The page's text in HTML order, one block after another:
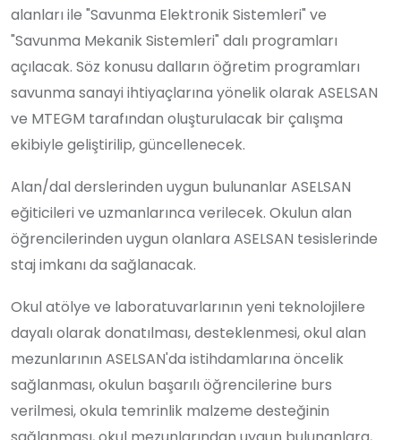
alanları ile "Savunma Elektronik Sistemleri" ve
"Savunma Mekanik Sistemleri" dalı programları
açılacak. Söz konusu dalların öğretim programları
savunma sanayi ihtiyaçlarına yönelik olarak ASELSAN
ve MTEGM tarafından oluşturulacak bir çalışma
ekibiyle geliştirilip, güncellenecek.
Alan/dal derslerinden uygun bulunanlar ASELSAN
eğiticileri ve uzmanlarınca verilecek. Okulun alan
öğrencilerinden uygun olanlara ASELSAN tesislerinde
staj imkanı da sağlanacak.
Okul atölye ve laboratuvarlarının yeni teknolojilere
dayalı olarak donatılması, desteklenmesi, okul alan
mezunlarının ASELSAN'da istihdamlarına öncelik
sağlanması, okulun başarılı öğrencilerine burs
verilmesi, okula temrinlik malzeme desteğinin